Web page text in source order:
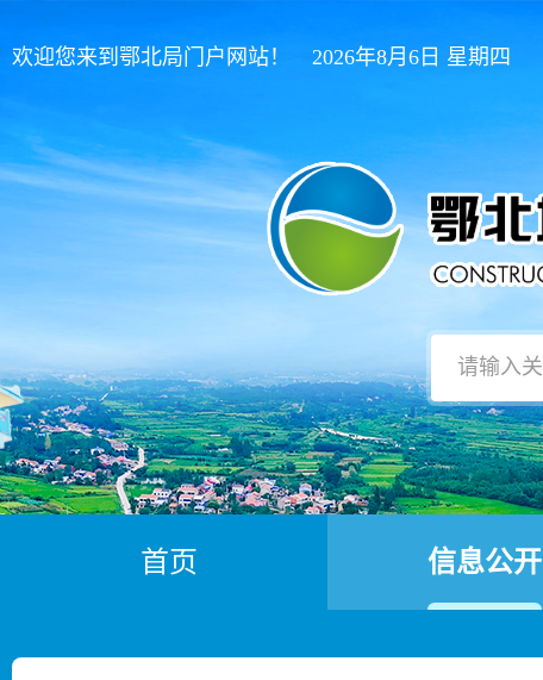
欢迎您来到鄂北局门户网站！ 2026年8月6日 星期四
首页 信息公开